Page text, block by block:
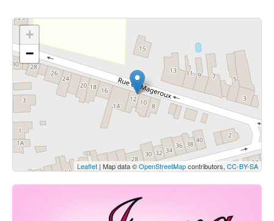
Cliquez sur le bouton pour afficher la carte.
Voir la carte
+
−
Leaflet| Map data ©OpenStreetMapcontributors, CC-BY-SA